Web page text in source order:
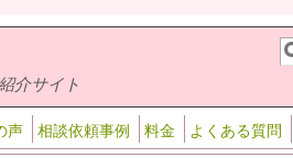
介サイト
声 相談依頼事例 料金 よくある質問